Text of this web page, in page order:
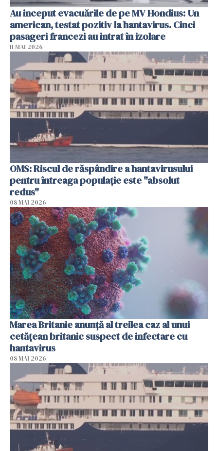
Au inceput evacuările de pe MV Hondius: Un
american, testat pozitiv la hantavirus. Cinci
pasageri francezi au intrat în izolare
11 MAI 2026
OMS: Riscul de răspândire a hantavirusului
pentru întreaga populaţie este "absolut
redus"
08 MAI 2026
Marea Britanie anunţă al treilea caz al unui
cetăţean britanic suspect de infectare cu
hantavirus
08 MAI 2026